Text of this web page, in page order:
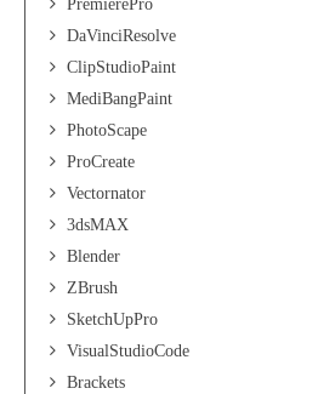
PremierePro
DaVinciResolve
ClipStudioPaint
MediBangPaint
PhotoScape
ProCreate
Vectornator
3dsMAX
Blender
ZBrush
SketchUpPro
VisualStudioCode
Brackets